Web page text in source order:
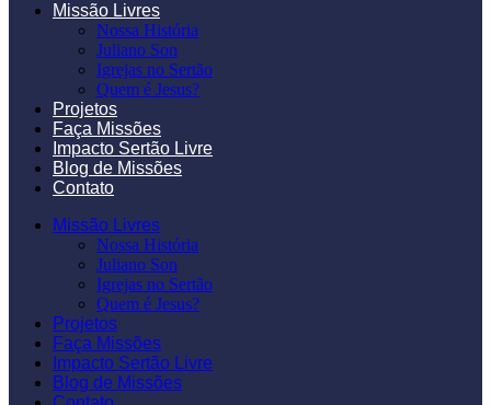
Missão Livres
Nossa História
Juliano Son
Igrejas no Sertão
Quem é Jesus?
Projetos
Faça Missões
Impacto Sertão Livre
Blog de Missões
Contato
Missão Livres
Nossa História
Juliano Son
Igrejas no Sertão
Quem é Jesus?
Projetos
Faça Missões
Impacto Sertão Livre
Blog de Missões